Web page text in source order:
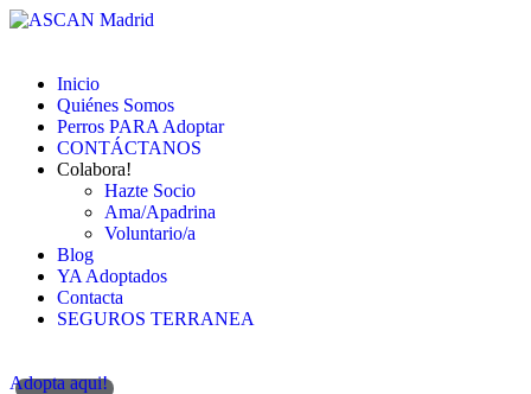
Inicio
Quiénes Somos
Perros PARA Adoptar
CONTÁCTANOS
Colabora!
Hazte Socio
Ama/Apadrina
Voluntario/a
Blog
YA Adoptados
Contacta
SEGUROS TERRANEA
Adopta aqui!